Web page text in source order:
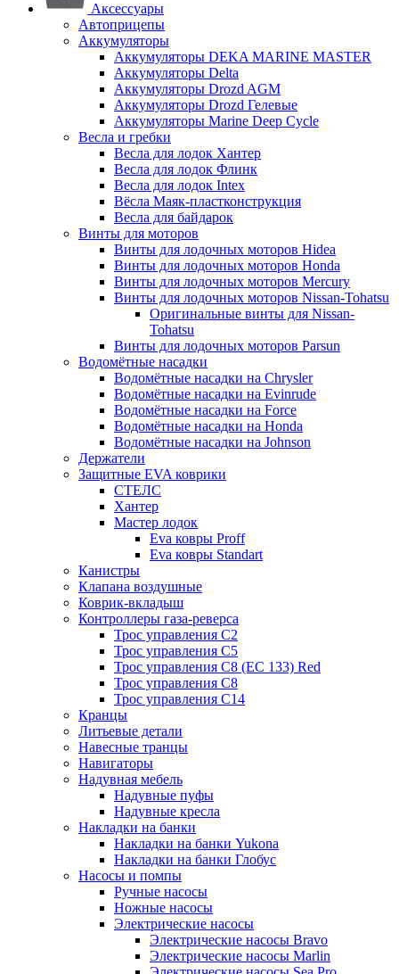
Аксессуары
Автоприцепы
Аккумуляторы
Аккумуляторы DEKA MARINE MASTER
Аккумуляторы Delta
Аккумуляторы Drozd AGM
Аккумуляторы Drozd Гелевые
Аккумуляторы Marine Deep Cycle
Весла и гребки
Весла для лодок Хантер
Весла для лодок Флинк
Весла для лодок Intex
Вёсла Маяк-пластконструкция
Весла для байдарок
Винты для моторов
Винты для лодочных моторов Hidea
Винты для лодочных моторов Honda
Винты для лодочных моторов Mercury
Винты для лодочных моторов Nissan-Tohatsu
Оригинальные винты для Nissan-
Tohatsu
Винты для лодочных моторов Parsun
Водомётные насадки
Водомётные насадки на Chrysler
Водомётные насадки на Evinrude
Водомётные насадки на Force
Водомётные насадки на Honda
Водомётные насадки на Johnson
Держатели
Защитные EVA коврики
СТЕЛС
Хантер
Мастер лодок
Eva ковры Proff
Eva ковры Standart
Канистры
Клапана воздушные
Коврик-вкладыш
Контроллеры газа-реверса
Трос управления C2
Трос управления C5
Трос управления C8 (ЕС 133) Red
Трос управления C8
Трос управления C14
Кранцы
Литьевые детали
Навесные транцы
Навигаторы
Надувная мебель
Надувные пуфы
Надувные кресла
Накладки на банки
Накладки на банки Yukona
Накладки на банки Глобус
Насосы и помпы
Ручные насосы
Ножные насосы
Электрические насосы
Электрические насосы Bravo
Электрические насосы Marlin